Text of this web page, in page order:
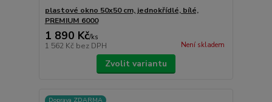
plastové okno 50x50 cm, jednokřídlé, bílé,
PREMIUM 6000
1 890 Kč/ks
1 562 Kč bez DPH Není skladem
Zvolit variantu
Doprava ZDARMA